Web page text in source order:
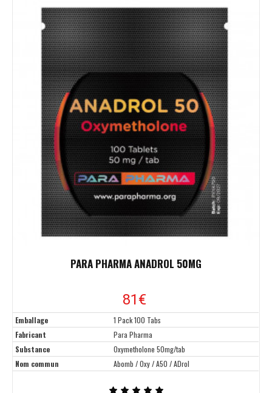
PARA PHARMA ANADROL 50MG
81€
Emballage
1 Pack 100 Tabs
Fabricant
Para Pharma
Substance
Oxymetholone 50mg/tab
Nom commun
Abomb / Oxy / A50 / ADrol